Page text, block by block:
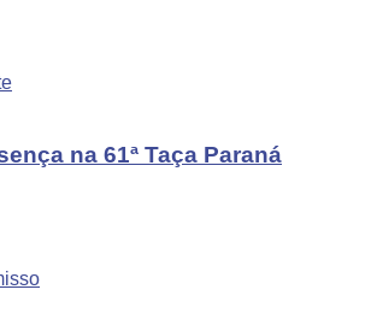
na 61ª Taça Paraná